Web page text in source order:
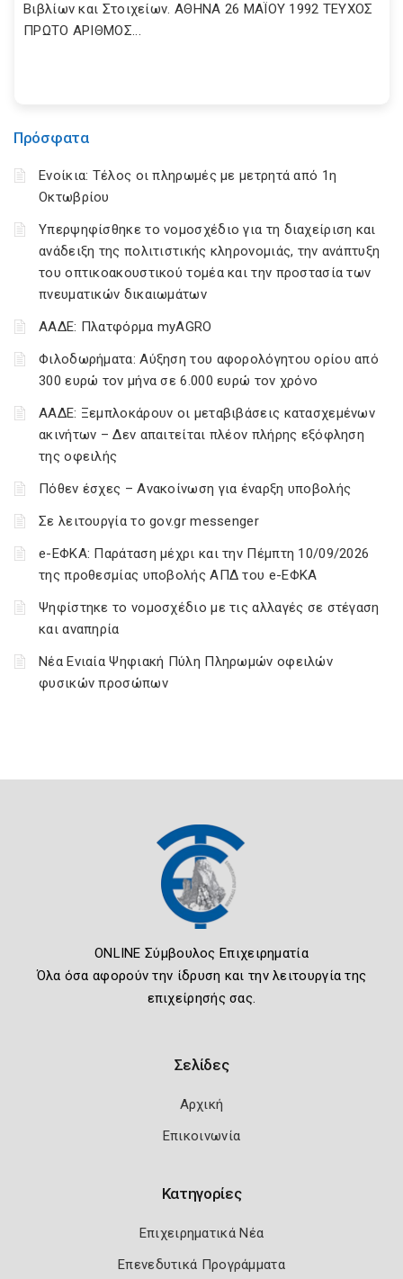
Πρόσφατα
Ενοίκια: Τέλος οι πληρωμές με μετρητά από 1η
Οκτωβρίου
Υπερψηφίσθηκε το νομοσχέδιο για τη διαχείριση και
ανάδειξη της πολιτιστικής κληρονομιάς, την ανάπτυξη
του οπτικοακουστικού τομέα και την προστασία των
πνευματικών δικαιωμάτων
ΑΑΔΕ: Πλατφόρμα myAGRO
Φιλοδωρήματα: Αύξηση του αφορολόγητου ορίου από
300 ευρώ τον μήνα σε 6.000 ευρώ τον χρόνο
ΑΑΔΕ: Ξεμπλοκάρουν οι μεταβιβάσεις κατασχεμένων
ακινήτων – Δεν απαιτείται πλέον πλήρης εξόφληση
της οφειλής
Πόθεν έσχες – Ανακοίνωση για έναρξη υποβολής
Σε λειτουργία το gov.gr messenger
e-ΕΦΚΑ: Παράταση μέχρι και την Πέμπτη 10/09/2026
της προθεσμίας υποβολής ΑΠΔ του e-ΕΦΚΑ
Ψηφίστηκε το νομοσχέδιο με τις αλλαγές σε στέγαση
και αναπηρία
Νέα Ενιαία Ψηφιακή Πύλη Πληρωμών οφειλών
φυσικών προσώπων
Βιβλίων και Στοιχείων. ΑΘΗΝΑ 26 ΜΑΪΟΥ 1992 ΤΕΥΧΟΣ
ΠΡΩΤΟ ΑΡΙΘΜΟΣ...
ONLINE Σύμβουλος Επιχειρηματία
Όλα όσα αφορούν την ίδρυση και την λειτουργία της
επιχείρησής σας.
Σελίδες
Αρχική
Επικοινωνία
Κατηγορίες
Επιχειρηματικά Νέα
Επενεδυτικά Προγράμματα